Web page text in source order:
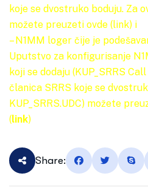
koje se dvostruko boduju. Za
možete preuzeti ovde (link) i
– N1MM loger čije je
Uputstvo za konfigurisanje
koji se dodaju (KUP_SRRS
članica SRRS koje se
KUP_SRRS.UDC) možete
(link)
Share: